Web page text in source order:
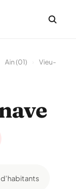
Ain (01)
Vieu-
d'habitants